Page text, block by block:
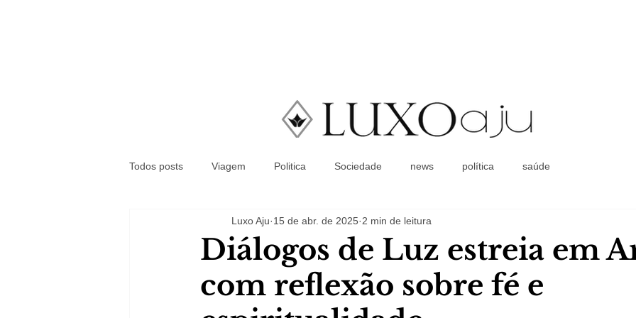
Coluna Social
Todos posts Viagem Politica Sociedade news política saúde
Diálogos de Luz estreia em
com reflexão sobre fé e
Luxo Aju 15 de abr. de 2025 2 min de leitura